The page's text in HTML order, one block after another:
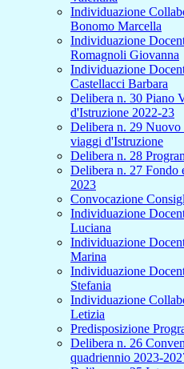
Individuazione
Bonomo Marcella
Individuazione
Romagnoli Giovanna
Individuazione
Castellacci Barbara
Delibera n. 30 Piano
d'Istruzione 2022-23
Delibera n. 29 Nuovo
viaggi d'Istruzione
Delibera n. 28
Delibera n. 27 Fondo
2023
Convocazione
Individuazione
Luciana
Individuazione
Marina
Individuazione
Stefania
Individuazione
Letizia
Predisposizione
Delibera n. 26
quadriennio 2023-